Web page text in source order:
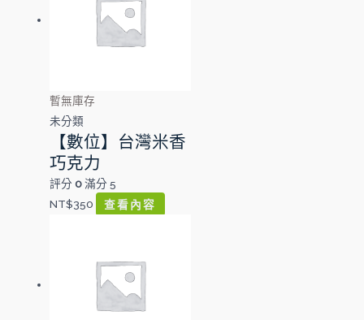
暫無庫存
未分類
【數位】台灣米香
巧克力
評分0滿分 5
NT$350 查看內容